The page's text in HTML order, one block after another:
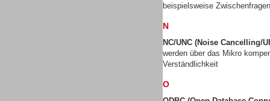
beispielsweise
N
NC/UNC (Noise Cancelling/
werden über das Mikro
Verständlichkeit
O